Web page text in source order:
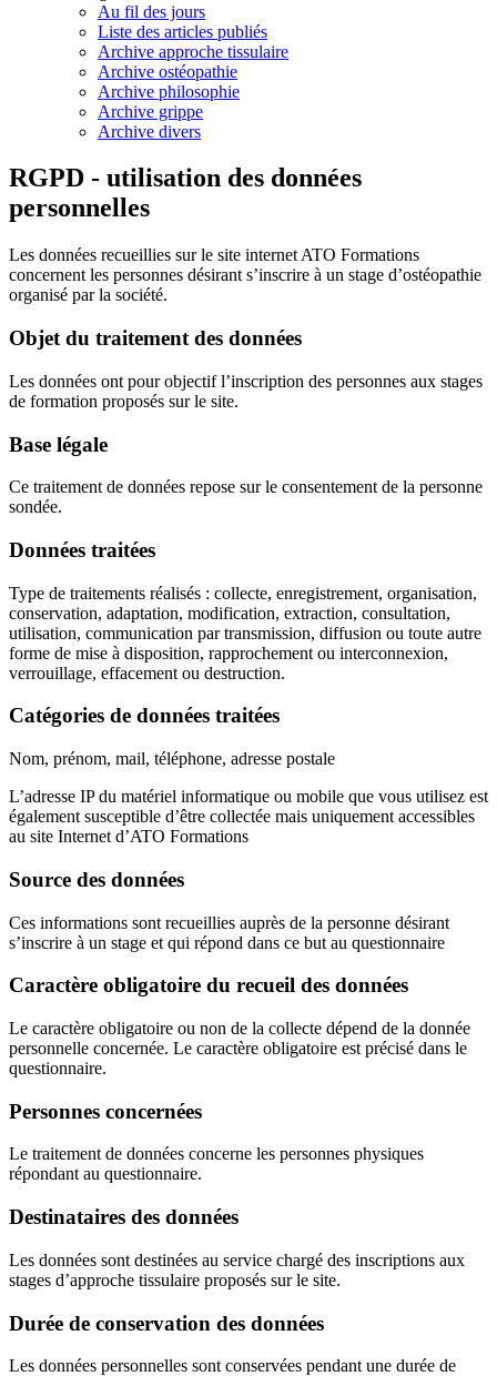
Au fil des jours
Liste des articles publiés
Archive approche tissulaire
Archive ostéopathie
Archive philosophie
Archive grippe
Archive divers
RGPD - utilisation des données
personnelles
Les données recueillies sur le site internet ATO Formations
concernent les personnes désirant s’inscrire à un stage d’ostéopathie
organisé par la société.
Objet du traitement des données
Les données ont pour objectif l’inscription des personnes aux stages
de formation proposés sur le site.
Base légale
Ce traitement de données repose sur le consentement de la personne
sondée.
Données traitées
Type de traitements réalisés : collecte, enregistrement, organisation,
conservation, adaptation, modification, extraction, consultation,
utilisation, communication par transmission, diffusion ou toute autre
forme de mise à disposition, rapprochement ou interconnexion,
verrouillage, effacement ou destruction.
Catégories de données traitées
Nom, prénom, mail, téléphone, adresse postale
L’adresse IP du matériel informatique ou mobile que vous utilisez est
également susceptible d’être collectée mais uniquement accessibles
au site Internet d’ATO Formations
Source des données
Ces informations sont recueillies auprès de la personne désirant
s’inscrire à un stage et qui répond dans ce but au questionnaire
Caractère obligatoire du recueil des données
Le caractère obligatoire ou non de la collecte dépend de la donnée
personnelle concernée. Le caractère obligatoire est précisé dans le
questionnaire.
Personnes concernées
Le traitement de données concerne les personnes physiques
répondant au questionnaire.
Destinataires des données
Les données sont destinées au service chargé des inscriptions aux
stages d’approche tissulaire proposés sur le site.
Durée de conservation des données
Les données personnelles sont conservées pendant une durée de